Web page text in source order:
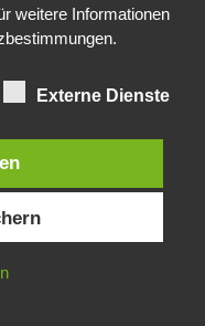
Stadt im Kanton
Sport oder
was lokal läuft.
weitere Informationen
Externe Dienste